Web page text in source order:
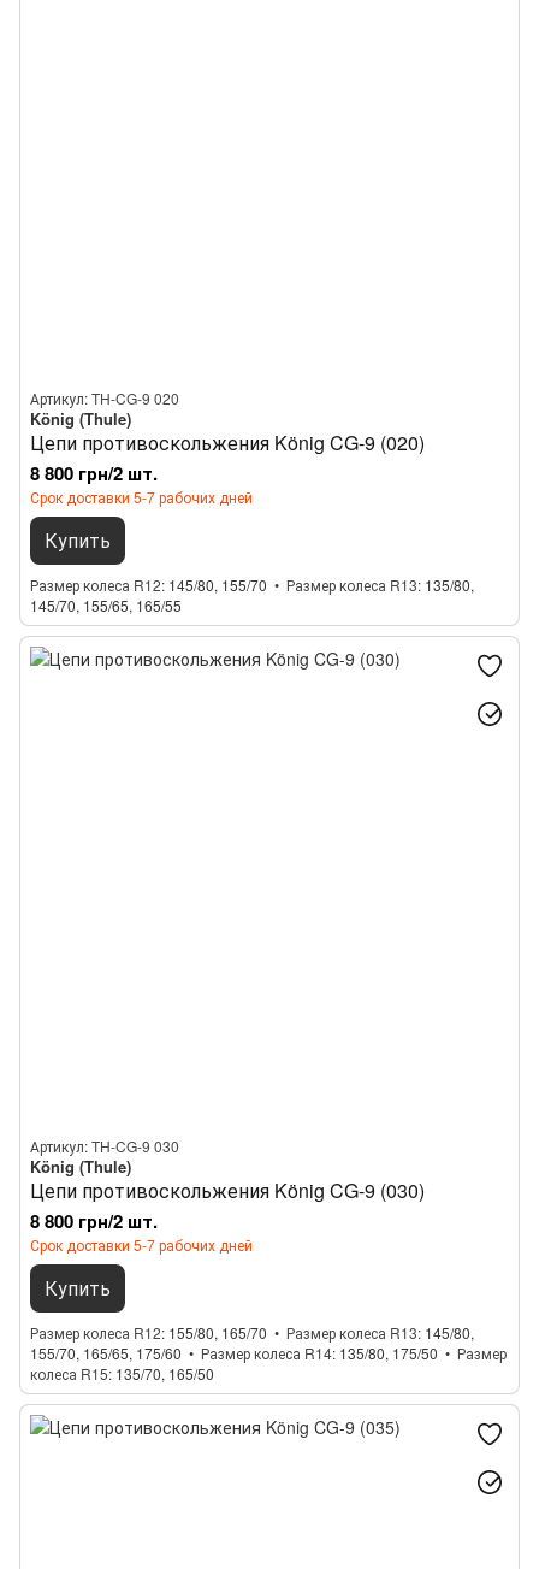
Артикул: TH-CG-9 020
König (Thule)
Цепи противоскольжения König CG-9 (020)
8 800 грн/2 шт.
Срок доставки 5-7 рабочих дней
Купить
Размер колеса R12 145/80, 155/70 Размер колеса R13 135/80,
145/70, 155/65, 165/55
Артикул: TH-CG-9 030
König (Thule)
Цепи противоскольжения König CG-9 (030)
8 800 грн/2 шт.
Срок доставки 5-7 рабочих дней
Купить
Размер колеса R12 155/80, 165/70 Размер колеса R13 145/80,
155/70, 165/65, 175/60
Размер колеса R14 135/80, 175/50
Размер
колеса R15 135/70, 165/50